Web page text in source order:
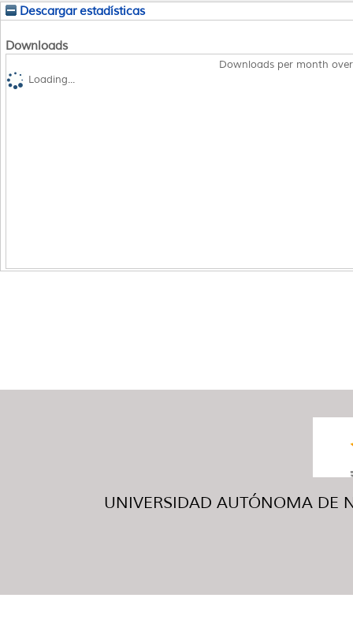
Descargar estadísticas
Downloads
Downloads per month
Loading...
UNIVERSIDAD AUTÓNOMA DE